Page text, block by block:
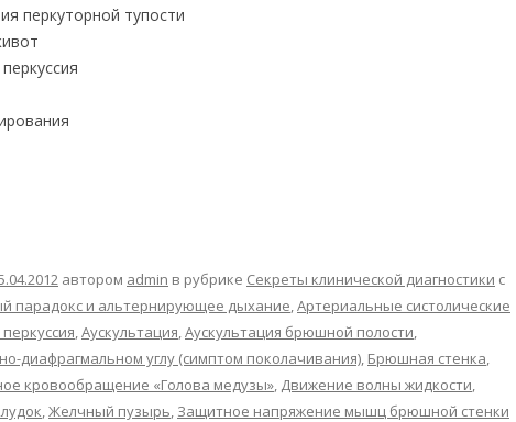
перкуторной тупости
автором admin в рубрике Секреты клинической диагностики с
парадокс и альтернирующее дыхание,Артериальные систолические
,Аускультация,Аускультация брюшной полости,
диафрагмальном углу (симптом поколачивания), Брюшная стенка,
кровообращение «Голова медузы», Движение волны жидкости,
,Желчный пузырь, Защитное напряжение мышц брюшной стенки